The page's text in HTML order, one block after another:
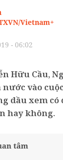
Vietnam+
- 06:02
Hữu Cầu,
nước vào
dầu xem
hay không.
tâm